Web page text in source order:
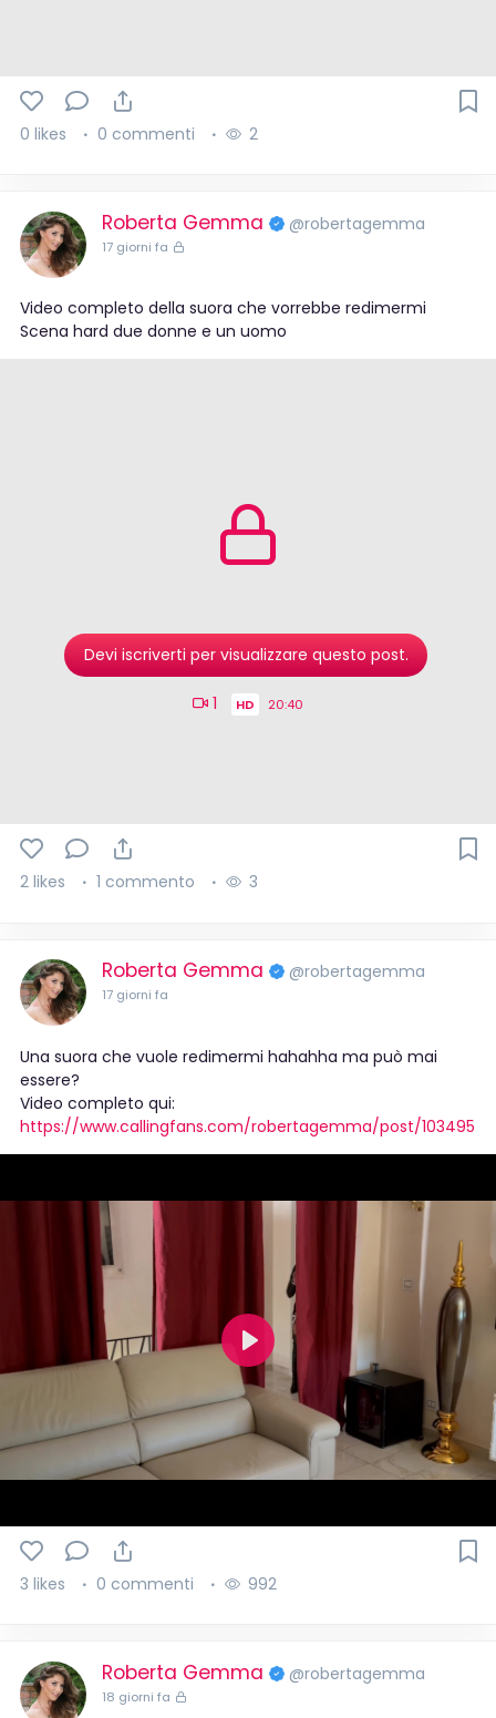
0 likes 0 commenti 2
Roberta Gemma @robertagemma
17 giorni fa
Video completo della suora che vorrebbe redimermi
Scena hard due donne e un uomo
Devi iscriverti per visualizzare questo post.
1 HD 20:40
2 likes 1 commento 3
Roberta Gemma @robertagemma
17 giorni fa
Una suora che vuole redimermi hahahha ma può mai
essere?
Video completo qui:
https://www.callingfans.com/robertagemma/post/103495
P
l
a
y
3 likes 0 commenti 992
Roberta Gemma @robertagemma
18 giorni fa